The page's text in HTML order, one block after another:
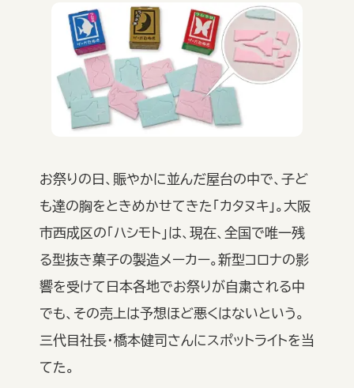
お祭りの日、賑やかに並んだ屋台の中で、子ど
も達の胸をときめかせてきた「カタヌキ」。大阪
市西成区の「ハシモト」は、現在、全国で唯一残
る型抜き菓子の製造メーカー。新型コロナの影
響を受けて日本各地でお祭りが自粛される中
でも、その売上は予想ほど悪くはないという。
三代目社長・橋本健司さんにスポットライトを当
てた。